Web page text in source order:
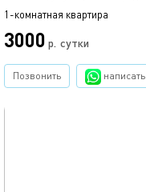
1-комнатная квартира
3000 р. сутки
Позвонить написать